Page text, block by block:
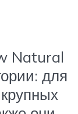
Natural
для